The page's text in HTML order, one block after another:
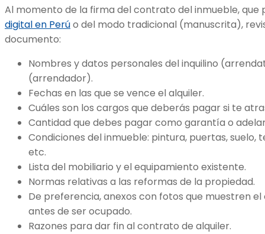
Al momento de la firma del contrato del inmueble, que
digital en Perúo del modo tradicional (manuscrita),
documento:
Nombres y datos personales del inquilino
(arrendador).
Fechas en las que se vence el alquiler.
Cuáles son los cargos que deberás pagar si te
Cantidad que debes pagar como garantía o
Condiciones del inmueble: pintura, puertas, suelo,
etc.
Lista del mobiliario y el equipamiento existente.
Normas relativas a las reformas de la propiedad.
De preferencia, anexos con fotos que muestren
antes de ser ocupado.
Razones para dar fin al contrato de alquiler.